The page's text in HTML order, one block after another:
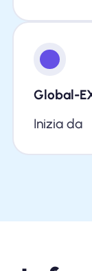
Global-
Inizia da